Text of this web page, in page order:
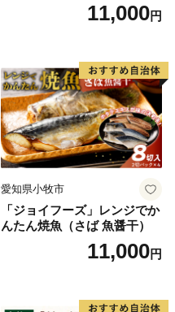
11,000円
愛知県小牧市
「ジョイフーズ」レンジでか
んたん焼魚（さば 魚醤干）
11,000円